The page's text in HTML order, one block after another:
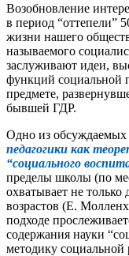
Возобновление
в период “оттепели”
жизни нашего
называемого
заслуживают идеи,
функций социальной
предмете,
бывшей ГДР.
Одно из обсуждаемых
педагогики как
“социального
пределы школы (по
охватывает не
возрастов (Е.
подходе
содержания науки
методику